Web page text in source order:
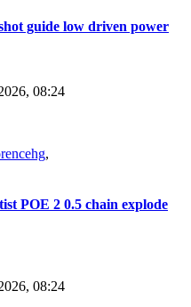
guide low driven power
08:24
,
POE 2 0.5 chain explode
08:24